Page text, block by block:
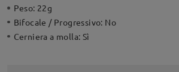
Peso: 22g
Bifocale / Progressivo: No
Cerniera a molla: Sì